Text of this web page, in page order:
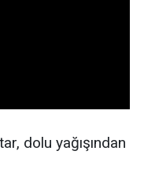
dolu yağışından